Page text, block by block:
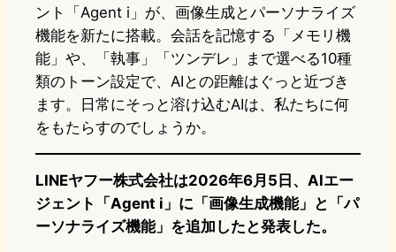
ント「Agent i」が、画像生成とパーソナライズ
機能を新たに搭載。会話を記憶する「メモリ機
能」や、「執事」「ツンデレ」まで選べる10種
類のトーン設定で、AIとの距離はぐっと近づき
ます。日常にそっと溶け込むAIは、私たちに何
をもたらすのでしょうか。
LINEヤフー株式会社は2026年6月5日、AIエー
ジェント「Agent i」に「画像生成機能」と「パ
ーソナライズ機能」を追加したと発表した。